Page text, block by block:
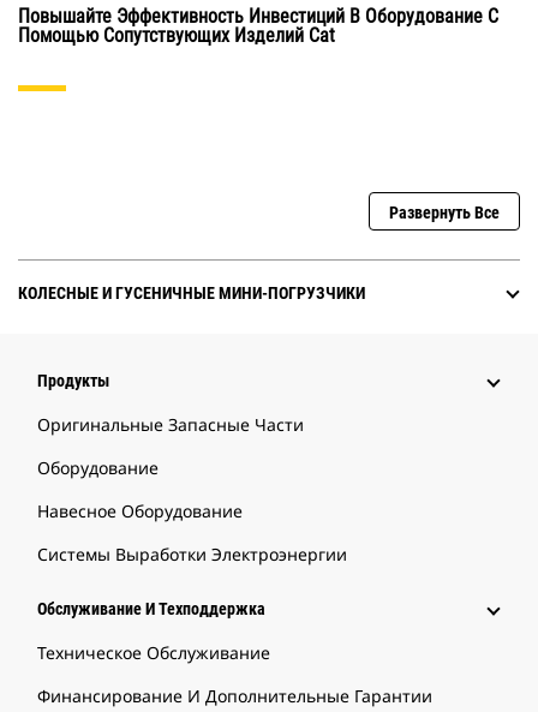
Повышайте Эффективность Инвестиций В Оборудование С
Помощью Сопутствующих Изделий Cat
Развернуть Все
КОЛЕСНЫЕ И ГУСЕНИЧНЫЕ МИНИ-ПОГРУЗЧИКИ
Продукты
Оригинальные Запасные Части
Оборудование
Навесное Оборудование
Системы Выработки Электроэнергии
Обслуживание И Техподдержка
Техническое Обслуживание
Финансирование И Дополнительные Гарантии